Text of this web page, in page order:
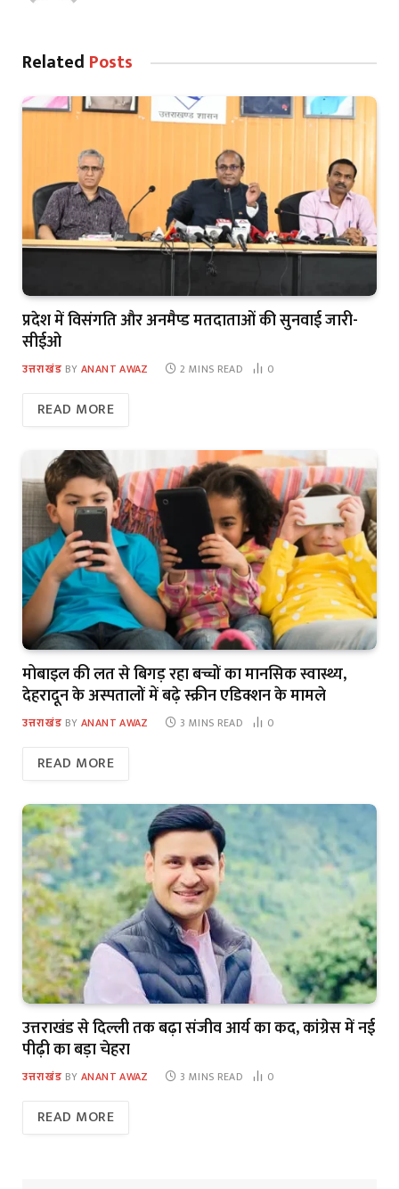
Related Posts
प्रदेश में विसंगति और अनमैप्ड मतदाताओं की सुनवाई जारी-
सीईओ
उत्तराखंड BY ANANT AWAZ 2 MINS READ 0
READ MORE
मोबाइल की लत से बिगड़ रहा बच्चों का मानसिक स्वास्थ्य,
देहरादून के अस्पतालों में बढ़े स्क्रीन एडिक्शन के मामले
उत्तराखंड BY ANANT AWAZ 3 MINS READ 0
READ MORE
उत्तराखंड से दिल्ली तक बढ़ा संजीव आर्य का कद, कांग्रेस में नई
पीढ़ी का बड़ा चेहरा
उत्तराखंड BY ANANT AWAZ 3 MINS READ 0
READ MORE